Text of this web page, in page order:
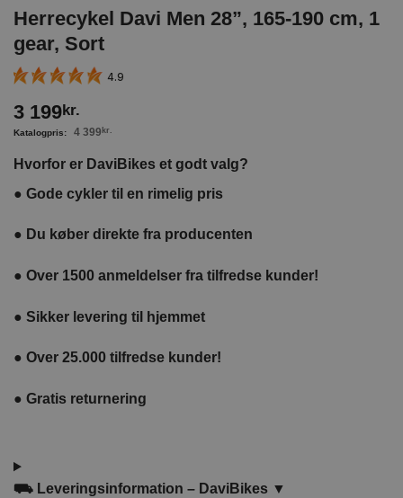
Herrecykel Davi Men 28”, 165-190 cm, 1
gear, Sort
4.9
3 199kr.
4 399 kr.
Hvorfor er DaviBikes et godt valg?
● Gode cykler til en rimelig pris
● Du køber direkte fra producenten
● Over 1500 anmeldelser fra tilfredse kunder!
● Sikker levering til hjemmet
● Over 25.000 tilfredse kunder!
● Gratis returnering
⛟ Leveringsinformation – DaviBikes ▼